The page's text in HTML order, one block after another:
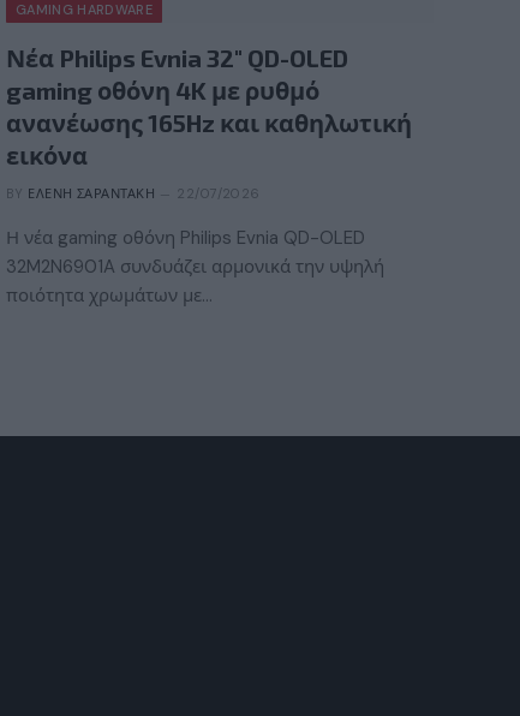
GAMING HARDWARE
Νέα Philips Evnia 32″ QD-OLED
gaming οθόνη 4K με ρυθμό
ανανέωσης 165Hz και καθηλωτική
εικόνα
BY ΕΛΈΝΗ ΣΑΡΑΝΤΆΚΗ 22/07/2026
Η νέα gaming οθόνη Philips Evnia QD-OLED
32M2N6901A συνδυάζει αρμονικά την υψηλή
ποιότητα χρωμάτων με…